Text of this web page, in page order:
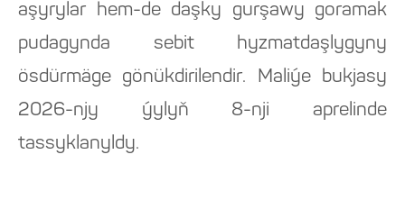
aşyrylar hem-de daşky gurşawy goramak
pudagynda sebit hyzmatdaşlygyny
ösdürmäge gönükdirilendir. Maliýe bukjasy
2026-njy ýylyň 8-nji aprelinde
tassyklanyldy.